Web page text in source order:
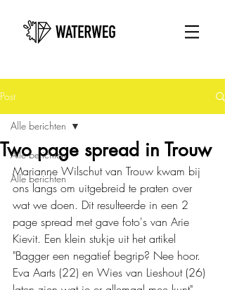
Post
Alle berichten
Alle berichten
Alle berichten
Two page spread in Trouw
Marianne Wilschut van Trouw kwam bij
ons langs om uitgebreid te praten over
wat we doen. Dit resulteerde in een 2
page spread met gave foto's van Arie
Kievit. Een klein stukje uit het artikel
"Bagger een negatief begrip? Nee hoor.
Eva Aarts (22) en Wies van Lieshout (26)